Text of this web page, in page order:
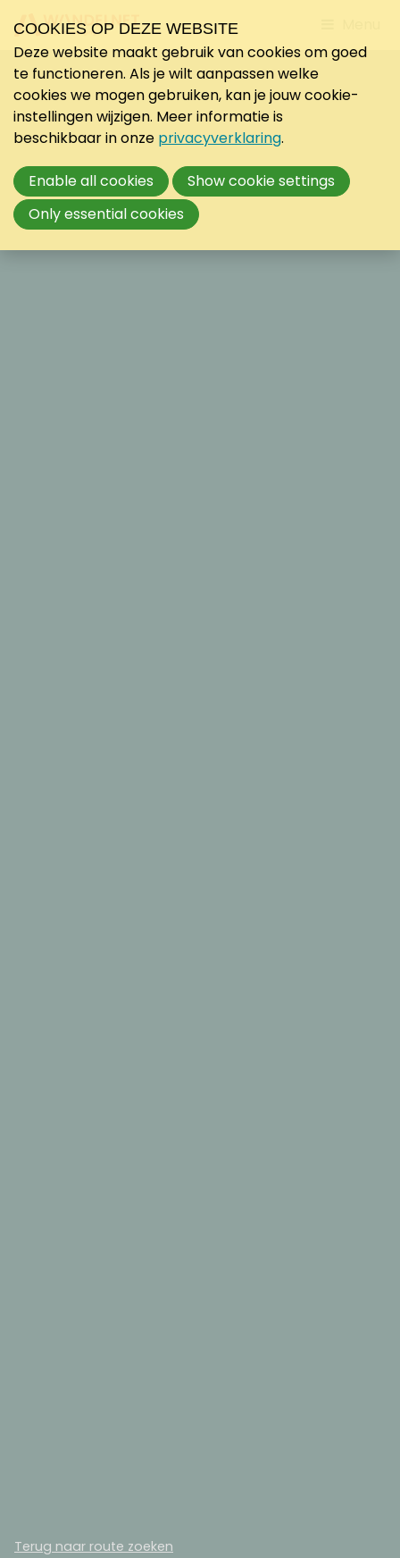
to
Terug naar route zoeken
COOKIES OP DEZE WEBSITE
Deze website maakt gebruik van cookies om goed
te functioneren. Als je wilt aanpassen welke
cookies we mogen gebruiken, kan je jouw cookie-
instellingen wijzigen. Meer informatie is
beschikbaar in onze privacyverklaring.
Enable all cookies
Show cookie settings
Only essential cookies